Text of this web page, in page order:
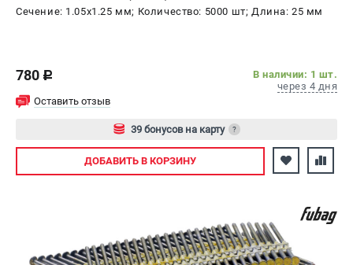
Сечение: 1.05x1.25 мм; Количество: 5000 шт; Длина: 25 мм
780 c
В наличии: 1 шт.
через 4 дня
Оставить отзыв
39 бонусов на карту ?
Авторизуйтесь
ДОБАВИТЬ В КОРЗИНУ